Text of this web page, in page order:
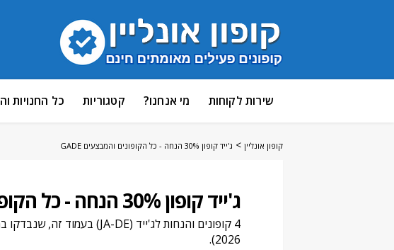
לתוכן
כל החנויות קטגוריות מי אנחנו? שירות לקוחות
קופון אונליין > ג'ייד קופון 30% הנחה - כל הקופונים והמבצעים GADE
ג'ייד קופון 30% הנחה - כל הקופונים והמבצעים GADE [אוגוסט 2026]
4 קופונים והנחות לג'ייד (JA-DE) בעמוד זה, שנבדקו במסך התשלום על-ידי
2026).